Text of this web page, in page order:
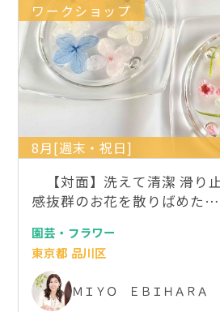
ワークショップ
8月[週末・祝日]
【対面】洗えて清潔 滑り
感抜群のお花を散りばめた…
園芸・フラワー
東京都 品川区
ＭＩＹＯ ＥＢＩＨＡＲＡ